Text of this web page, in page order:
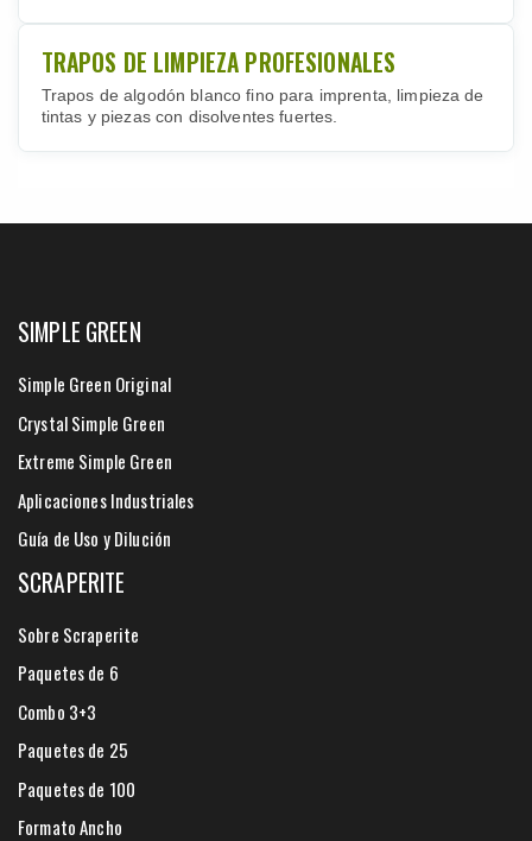
TRAPOS DE LIMPIEZA PROFESIONALES
Trapos de algodón blanco fino para imprenta, limpieza de
tintas y piezas con disolventes fuertes.
SIMPLE GREEN
Simple Green Original
Crystal Simple Green
Extreme Simple Green
Aplicaciones Industriales
Guía de Uso y Dilución
SCRAPERITE
Sobre Scraperite
Paquetes de 6
Combo 3+3
Paquetes de 25
Paquetes de 100
Formato Ancho